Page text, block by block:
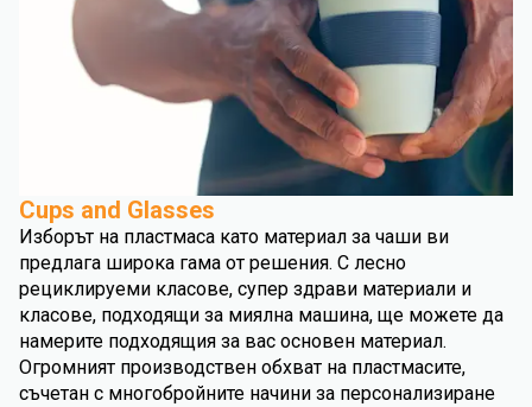
Cups and Glasses
Изборът на пластмаса като материал за чаши ви
предлага широка гама от решения. С лесно
рециклируеми класове, супер здрави материали и
класове, подходящи за миялна машина, ще можете да
намерите подходящия за вас основен материал.
Огромният производствен обхват на пластмасите,
съчетан с многобройните начини за персонализиране